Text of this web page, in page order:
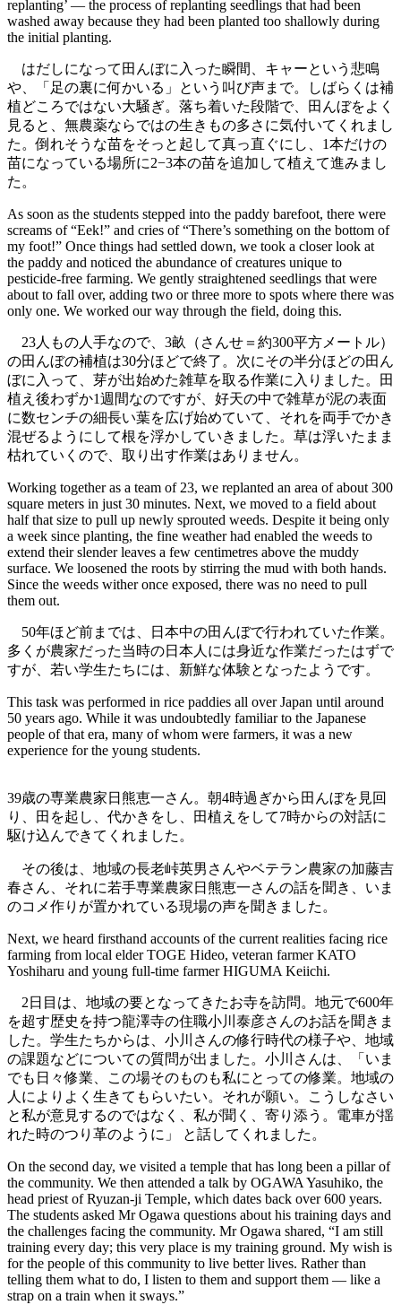
replanting’ — the process of replanting seedlings that had been
washed away because they had been planted too shallowly during
the initial planting.
はだしになって田んぼに入った瞬間、キャーという悲鳴
や、「足の裏に何かいる」という叫び声まで。しばらくは補
植どころではない大騒ぎ。落ち着いた段階で、田んぼをよく
見ると、無農薬ならではの生きもの多さに気付いてくれまし
た。倒れそうな苗をそっと起して真っ直ぐにし、1本だけの
苗になっている場所に2−3本の苗を追加して植えて進みまし
た。
As soon as the students stepped into the paddy barefoot, there were
screams of “Eek!” and cries of “There’s something on the bottom of
my foot!” Once things had settled down, we took a closer look at
the paddy and noticed the abundance of creatures unique to
pesticide-free farming. We gently straightened seedlings that were
about to fall over, adding two or three more to spots where there was
only one. We worked our way through the field, doing this.
23人もの人手なので、3畝（さんせ＝約300平方メートル）
の田んぼの補植は30分ほどで終了。次にその半分ほどの田ん
ぼに入って、芽が出始めた雑草を取る作業に入りました。田
植え後わずか1週間なのですが、好天の中で雑草が泥の表面
に数センチの細長い葉を広げ始めていて、それを両手でかき
混ぜるようにして根を浮かしていきました。草は浮いたまま
枯れていくので、取り出す作業はありません。
Working together as a team of 23, we replanted an area of about 300
square meters in just 30 minutes. Next, we moved to a field about
half that size to pull up newly sprouted weeds. Despite it being only
a week since planting, the fine weather had enabled the weeds to
extend their slender leaves a few centimetres above the muddy
surface. We loosened the roots by stirring the mud with both hands.
Since the weeds wither once exposed, there was no need to pull
them out.
50年ほど前までは、日本中の田んぼで行われていた作業。
多くが農家だった当時の日本人には身近な作業だったはずで
すが、若い学生たちには、新鮮な体験となったようです。
This task was performed in rice paddies all over Japan until around
50 years ago. While it was undoubtedly familiar to the Japanese
people of that era, many of whom were farmers, it was a new
experience for the young students.
39歳の専業農家日熊恵一さん。朝4時過ぎから田んぼを見回
り、田を起し、代かきをし、田植えをして7時からの対話に
駆け込んできてくれました。
その後は、地域の長老峠英男さんやベテラン農家の加藤吉
春さん、それに若手専業農家日熊恵一さんの話を聞き、いま
のコメ作りが置かれている現場の声を聞きました。
Next, we heard firsthand accounts of the current realities facing rice
farming from local elder TOGE Hideo, veteran farmer KATO
Yoshiharu and young full-time farmer HIGUMA Keiichi.
2日目は、地域の要となってきたお寺を訪問。地元で600年
を超す歴史を持つ龍澤寺の住職小川泰彦さんのお話を聞きま
した。学生たちからは、小川さんの修行時代の様子や、地域
の課題などについての質問が出ました。小川さんは、「いま
でも日々修業、この場そのものも私にとっての修業。地域の
人によりよく生きてもらいたい。それが願い。こうしなさい
と私が意見するのではなく、私が聞く、寄り添う。電車が揺
れた時のつり革のように」 と話してくれました。
On the second day, we visited a temple that has long been a pillar of
the community. We then attended a talk by OGAWA Yasuhiko, the
head priest of Ryuzan-ji Temple, which dates back over 600 years.
The students asked Mr Ogawa questions about his training days and
the challenges facing the community. Mr Ogawa shared, “I am still
training every day; this very place is my training ground. My wish is
for the people of this community to live better lives. Rather than
telling them what to do, I listen to them and support them — like a
strap on a train when it sways.”